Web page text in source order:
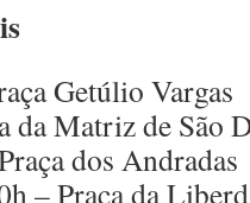
Getúlio Vargas
da Matriz de São
dos Andradas
– Praça da